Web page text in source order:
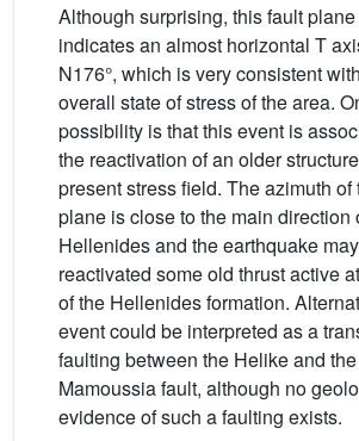
Although surprising, this fault
indicates an almost horizontal T
N176°, which is very consistent
overall state of stress of the area.
possibility is that this event is
the reactivation of an older
present stress field. The azimuth of
plane is close to the main direction
Hellenides and the earthquake
reactivated some old thrust active
of the Hellenides formation.
event could be interpreted as a
faulting between the Helike and the
Mamoussia fault, although no
evidence of such a faulting exists.